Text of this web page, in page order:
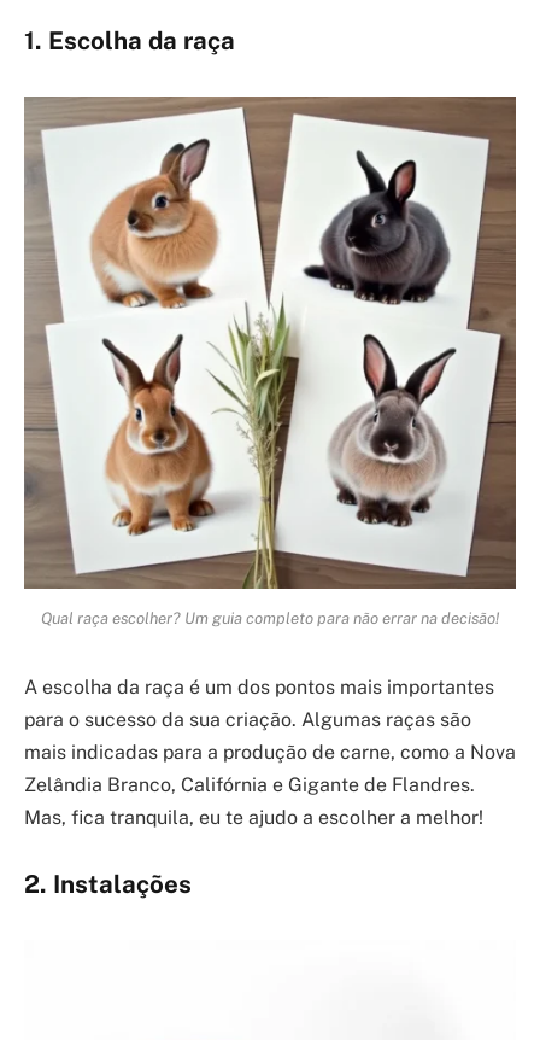
1. Escolha da raça
Qual raça escolher? Um guia completo para não errar na decisão!
A escolha da raça é um dos pontos mais importantes
para o sucesso da sua criação. Algumas raças são
mais indicadas para a produção de carne, como a Nova
Zelândia Branco, Califórnia e Gigante de Flandres.
Mas, fica tranquila, eu te ajudo a escolher a melhor!
2. Instalações